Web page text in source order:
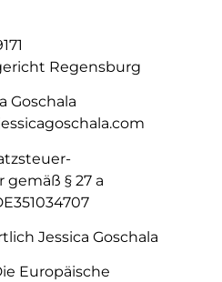
Regensburg
Goschala
§ 27 a
Jessica Goschala
Europäische